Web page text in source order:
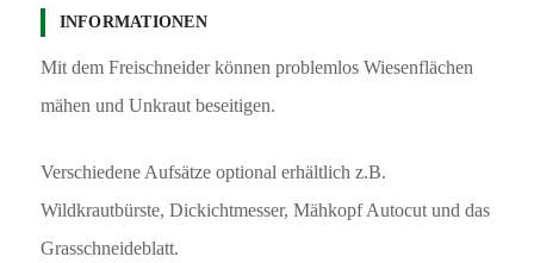
INFORMATIONEN
Mit dem Freischneider können problemlos Wiesenflächen
mähen und Unkraut beseitigen.
Verschiedene Aufsätze optional erhältlich z.B.
Wildkrautbürste, Dickichtmesser, Mähkopf Autocut und das
Grasschneideblatt.